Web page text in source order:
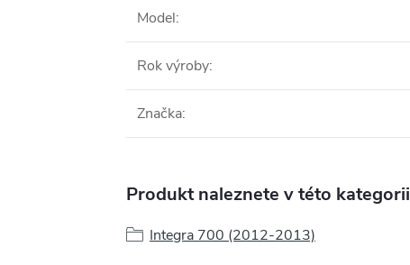
Model:
Rok výroby:
Značka:
Produkt naleznete v této kategorii
Integra 700 (2012-2013)